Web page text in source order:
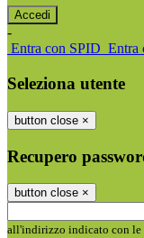
-
Entra con SPID Entra
Seleziona utente
button close ×
Recupero
button close ×
all'indirizzo indicato con le